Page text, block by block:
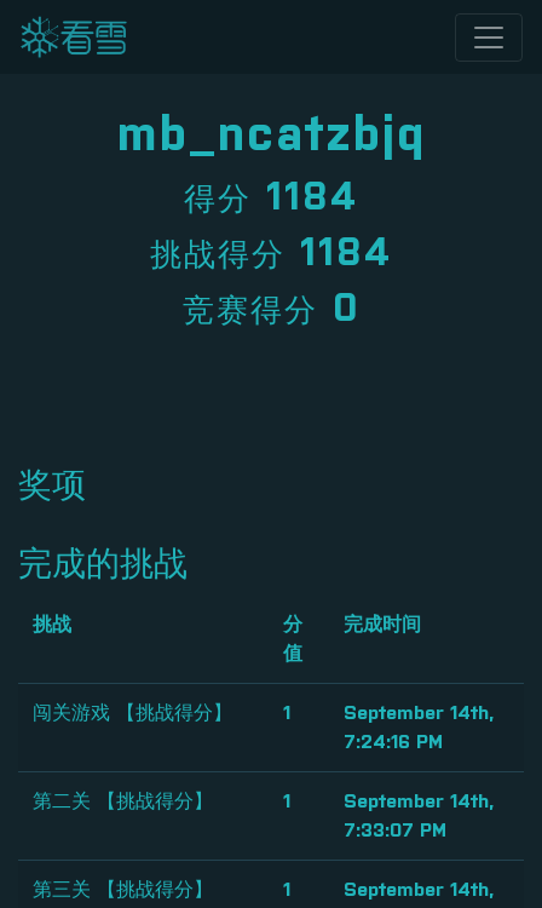
mb_ncatzbjq
得分 1184
挑战得分 1184
竞赛得分 0
奖项
完成的挑战
挑战
分
值
完成时间
闯关游戏 【挑战得分】 1
September 14th,
7:24:16 PM
第二关 【挑战得分】 1
September 14th,
7:33:07 PM
第三关 【挑战得分】 1
September 14th,